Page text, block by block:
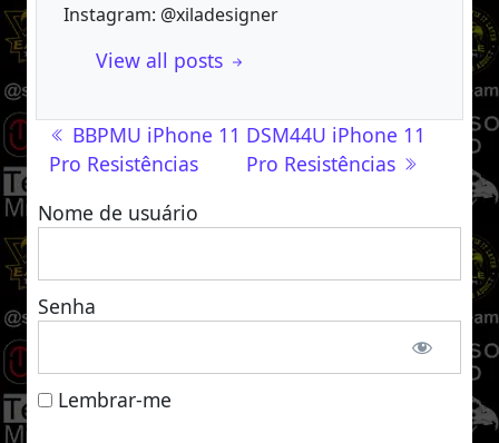
Instagram: @xiladesigner
View all posts
Navegação de post
BBPMU iPhone 11
Pro Resistências
DSM44U iPhone 11
Pro Resistências
Nome de usuário
Senha
Lembrar-me